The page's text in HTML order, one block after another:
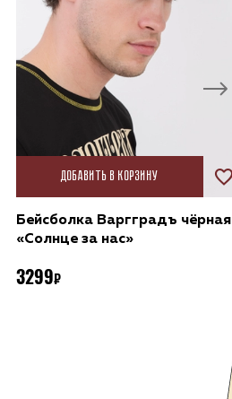
Добавить в корзину
Бейсболка Варгградъ чёрная
«Солнце за нас»
3299